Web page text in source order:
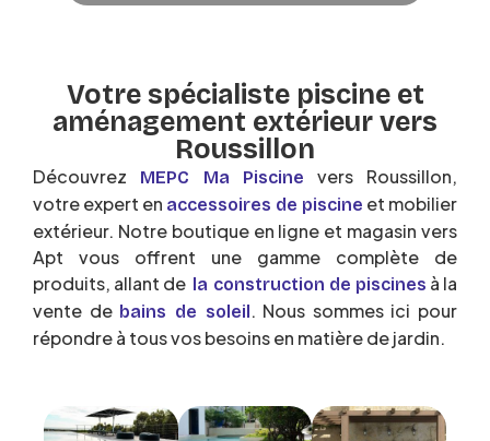
Votre spécialiste piscine et
aménagement extérieur vers
Roussillon
Découvrez MEPC Ma Piscine
vers Roussillon,
votre expert en accessoires de piscine et mobilier
extérieur. Notre boutique en ligne et magasin vers
Apt vous offrent une gamme complète de
produits, allant de la construction de piscines à la
vente de bains de soleil. Nous sommes ici pour
répondre à tous vos besoins en matière de jardin.